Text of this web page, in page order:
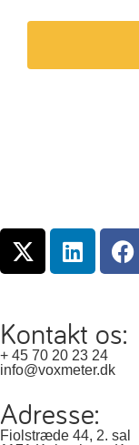
Kontakt os:
+ 45 70 20 23 24
info@voxmeter.dk
Adresse:
Fiolstræde 44, 2. sal